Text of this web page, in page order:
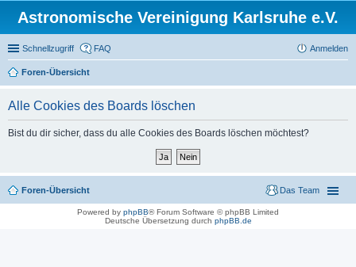
Astronomische Vereinigung Karlsruhe e.V.
Schnellzugriff FAQ Anmelden
Foren-Übersicht
Alle Cookies des Boards löschen
Bist du dir sicher, dass du alle Cookies des Boards löschen möchtest?
Foren-Übersicht Das Team
Powered by phpBB® Forum Software © phpBB Limited
Deutsche Übersetzung durch phpBB.de